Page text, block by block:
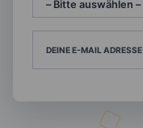
DEINE E-MAIL ADRESSE